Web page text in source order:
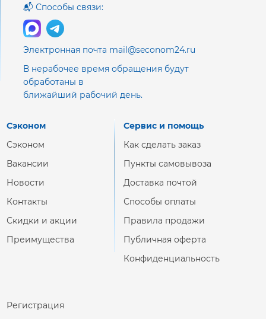
📬 Способы связи:
Электронная почта mail@seconom24.ru
В нерабочее время обращения будут
обработаны в
ближайший рабочий день.
Сэконом
Сэконом
Вакансии
Новости
Контакты
Скидки и акции
Преимущества
Сервис и помощь
Как сделать заказ
Пункты самовывоза
Доставка почтой
Способы оплаты
Правила продажи
Публичная оферта
Конфиденциальность
Регистрация